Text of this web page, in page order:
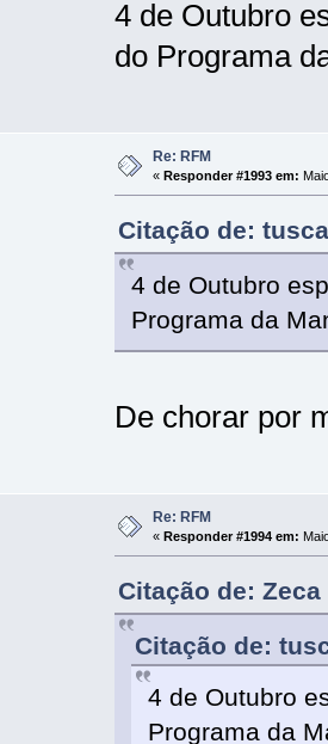
4 de Outubro
do Programa
Re: RFM
« Responder #1993 em:
Citação de:
4 de Outubro
Programa da
De chorar por
Re: RFM
« Responder #1994 em:
Citação de: Zeca
Citação de:
4 de Outubro
Programa da